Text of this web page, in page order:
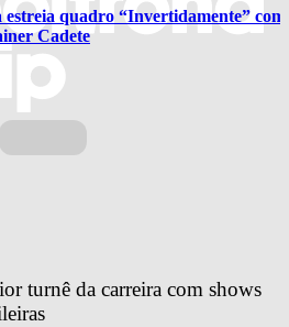
quadro “Invertidamente” com
Cadete
turnê da carreira com shows